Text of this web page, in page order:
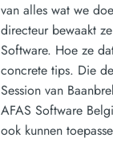
van alles wat we
directeur bewaakt
Software. Hoe ze
concrete tips. Die
Session van
AFAS Software
ook kunnen